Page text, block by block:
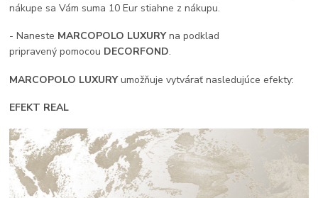
nákupe sa Vám suma 10 Eur stiahne z nákupu.
- Naneste MARCOPOLO LUXURYna podklad
pripravený pomocou DECORFOND.
MARCOPOLO LUXURYumožňuje vytvárať nasledujúce efekty:
EFEKT REAL